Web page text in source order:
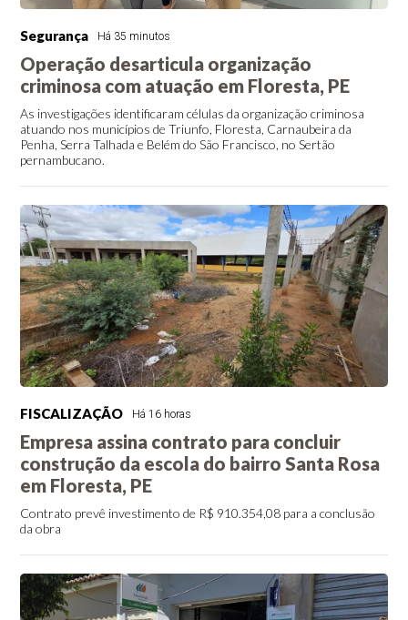
Segurança Há 35 minutos
Operação desarticula organização
criminosa com atuação em Floresta, PE
As investigações identificaram células da organização criminosa
atuando nos municípios de Triunfo, Floresta, Carnaubeira da
Penha, Serra Talhada e Belém do São Francisco, no Sertão
pernambucano.
FISCALIZAÇÃO Há 16 horas
Empresa assina contrato para concluir
construção da escola do bairro Santa Rosa
em Floresta, PE
Contrato prevê investimento de R$ 910.354,08 para a conclusão
da obra